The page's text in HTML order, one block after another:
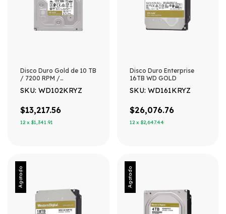
Disco Duro Gold de 10 TB
/ 7200 RPM /
RAID, Data Center y
Capacidad / Uso 24-7 /
Proteccion Antivibración
/ 5 Años de Garantia /
SKU: WD102KRYZ
$13,217.56
12 x $1,341.91
Disco Duro Enterprise
16TB WD GOLD
SKU: WD161KRYZ
$26,076.76
12 x $2,647.44
Agotado Agotado